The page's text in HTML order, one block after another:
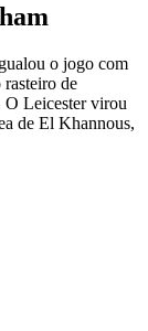
o jogo com
de
Leicester virou
de El Khannous,